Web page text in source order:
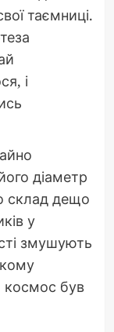
таємниці.
і
діаметр
склад дещо
у
змушують
космос був